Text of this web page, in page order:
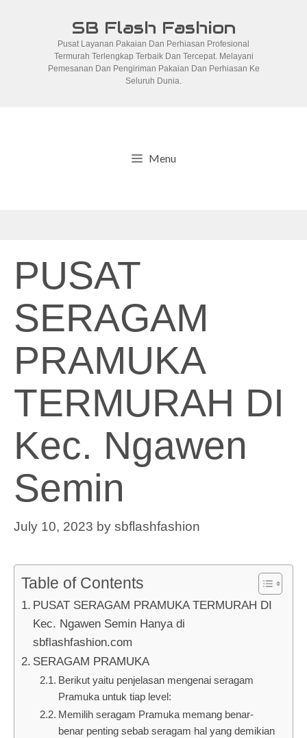
SB Flash Fashion
Pusat Layanan Pakaian Dan Perhiasan Profesional
Termurah Terlengkap Terbaik Dan Tercepat. Melayani
Pemesanan Dan Pengiriman Pakaian Dan Perhiasan Ke
Seluruh Dunia.
Menu
PUSAT
SERAGAM
PRAMUKA
TERMURAH DI
Kec. Ngawen
Semin
July 10, 2023 by sbflashfashion
Table of Contents
PUSAT SERAGAM PRAMUKA TERMURAH DI
Kec. Ngawen Semin Hanya di
sbflashfashion.com
SERAGAM PRAMUKA
Berikut yaitu penjelasan mengenai seragam
Pramuka untuk tiap level:
Memilih seragam Pramuka memang benar-
benar penting sebab seragam hal yang demikian